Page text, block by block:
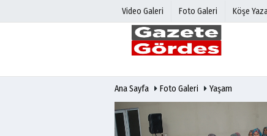
Video Galeri Foto Galeri Köşe
Üye Paneli
Hava
Gazete
Ana Sayfa Foto Galeri Yaşam